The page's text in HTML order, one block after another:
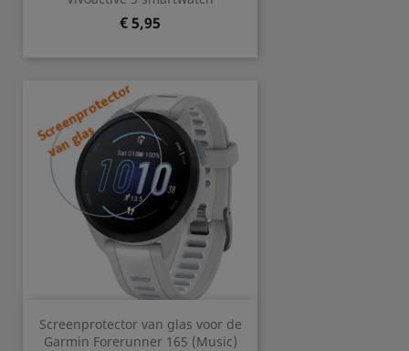
Prijs
€ 5,95
Screenprotector van glas voor de
Garmin Forerunner 165 (Music)